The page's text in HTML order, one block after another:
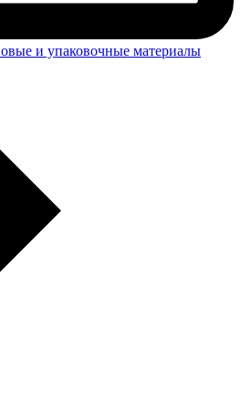
и упаковочные материалы